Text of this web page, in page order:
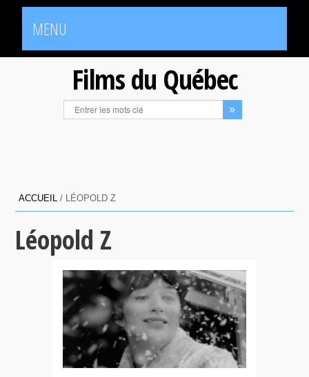
MENU
Films du Québec
ACCUEIL / LÉOPOLD Z
Léopold Z